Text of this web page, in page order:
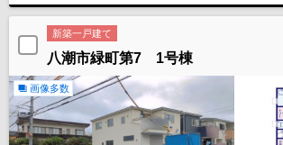
新築一戸建て
八潮市緑町第7 1号棟
画像多数